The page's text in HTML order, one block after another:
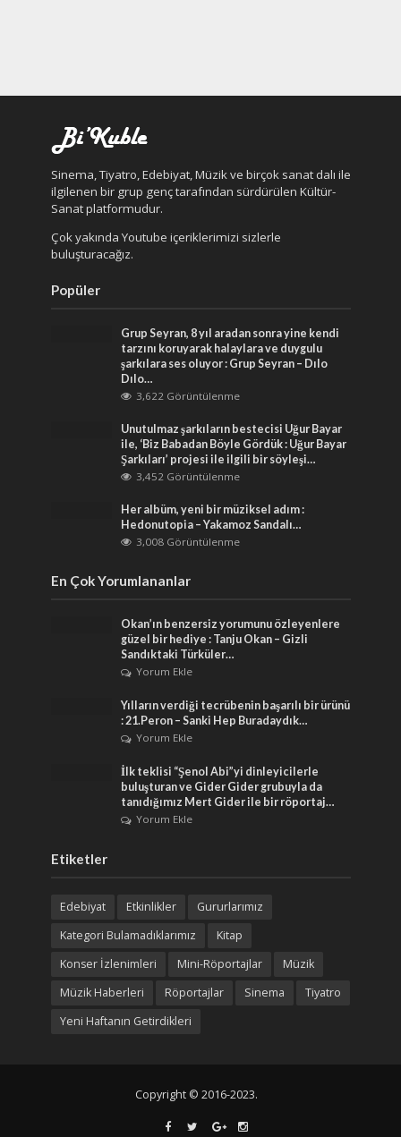
Sinema, Tiyatro, Edebiyat, Müzik ve birçok sanat dalı ile
ilgilenen bir grup genç tarafından sürdürülen Kültür-
Sanat platformudur.
Çok yakında Youtube içeriklerimizi sizlerle
buluşturacağız.
Popüler
Grup Seyran, 8 yıl aradan sonra yine kendi
tarzını koruyarak halaylara ve duygulu
şarkılara ses oluyor : Grup Seyran – Dılo
Dılo…
3,622 Görüntülenme
Unutulmaz şarkıların bestecisi Uğur Bayar
ile, ‘Biz Babadan Böyle Gördük : Uğur Bayar
Şarkıları’ projesi ile ilgili bir söyleşi…
3,452 Görüntülenme
Her albüm, yeni bir müziksel adım :
Hedonutopia – Yakamoz Sandalı…
3,008 Görüntülenme
En Çok Yorumlananlar
Okan’ın benzersiz yorumunu özleyenlere
güzel bir hediye : Tanju Okan – Gizli
Sandıktaki Türküler…
Yorum Ekle
Yılların verdiği tecrübenin başarılı bir ürünü
: 21.Peron – Sanki Hep Buradaydık…
Yorum Ekle
İlk teklisi “Şenol Abi”yi dinleyicilerle
buluşturan ve Gider Gider grubuyla da
tanıdığımız Mert Gider ile bir röportaj…
Yorum Ekle
Etiketler
Edebiyat Etkinlikler
Gururlarımız
Kategori Bulamadıklarımız
Kitap
Konser İzlenimleri
Mini-Röportajlar
Müzik
Müzik Haberleri
Röportajlar Sinema
Tiyatro
Yeni Haftanın Getirdikleri
Copyright © 2016-2023.